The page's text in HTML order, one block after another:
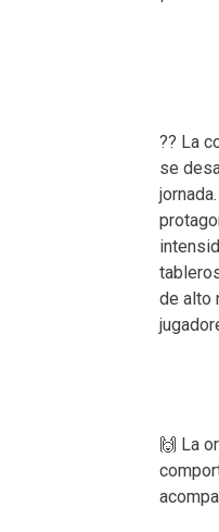
?? La
se
de alto
🙌 La